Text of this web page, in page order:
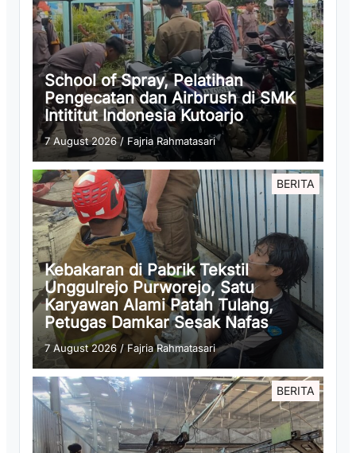
School of Spray, Pelatihan
Pengecatan dan Airbrush di SMK
Intititut Indonesia Kutoarjo
7 August 2026/ Fajria Rahmatasari
BERITA
Kebakaran di Pabrik Tekstil
Unggulrejo Purworejo, Satu
Karyawan Alami Patah Tulang,
Petugas Damkar Sesak Nafas
7 August 2026 /Fajria Rahmatasari
BERITA